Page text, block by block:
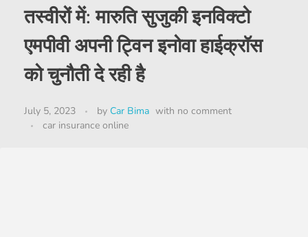
तस्वीरों में: मारुति सुजुकी इनविक्टो
एमपीवी अपनी ट्विन इनोवा हाईक्रॉस
को चुनौती दे रही है
July 5, 2023 by Car Bima with no comment
car insurance online